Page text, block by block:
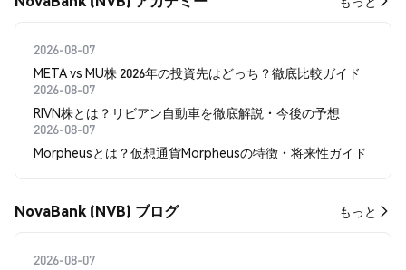
2026-08-07
META vs MU株 2026年の投資先はどっち？徹底比較ガイド
2026-08-07
RIVN株とは？リビアン自動車を徹底解説・今後の予想
2026-08-07
Morpheusとは？仮想通貨Morpheusの特徴・将来性ガイド
NovaBank (NVB) ブログ もっと
2026-08-07